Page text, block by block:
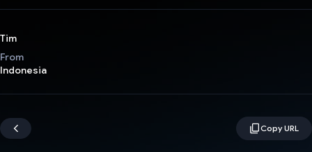
Tim
From
Indonesia